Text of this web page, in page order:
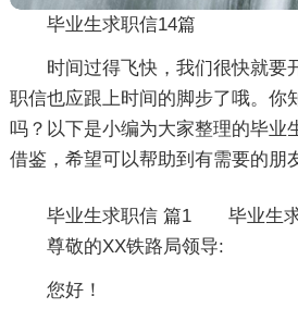
毕业生求职信14篇
时间过得飞快，我们很快就要
职信也应跟上时间的脚步了哦。你
吗？以下是小编为大家整理的毕业
借鉴，希望可以帮助到有需要的朋
毕业生求职信 篇1
尊敬的XX铁路局领导:
您好！
毕业生求